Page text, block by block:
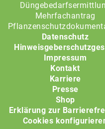
Mehrfachantrag
Datenschutz
Impressum
Kontakt
Karriere
Presse
Shop
Erklärung zur
Cookies